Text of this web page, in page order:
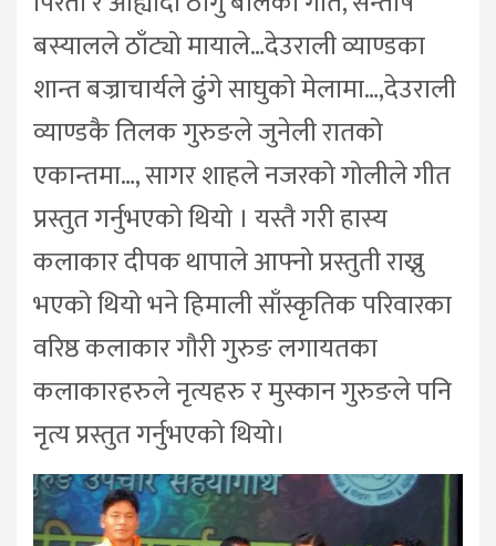
बस्यालले ठाँट्यो मायाले…देउराली व्याण्डका
शान्त बज्राचार्यले ढुंगे साघुको मेलामा…,देउराली
व्याण्डकै तिलक गुरुङले जुनेली रातको
एकान्तमा…, सागर शाहले नजरको गोलीले गीत
प्रस्तुत गर्नुभएको थियो । यस्तै गरी हास्य
कलाकार दीपक थापाले आफ्नो प्रस्तुती राख्नु
भएको थियो भने हिमाली साँस्कृतिक परिवारका
वरिष्ठ कलाकार गौरी गुरुङ लगायतका
कलाकारहरुले नृत्यहरु र मुस्कान गुरुङले पनि
नृत्य प्रस्तुत गर्नुभएको थियो।